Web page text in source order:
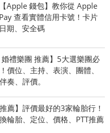
【Apple 錢包】教你從 Apple
Pay 查看實體信用卡號！卡片
日期、安全碼
婚禮樂團 推薦】5大選樂團必
價位、主持、表演、團體、
奏、評價。
推薦】評價最好的3家輪胎行！
輪胎、定位、價格、PTT推薦